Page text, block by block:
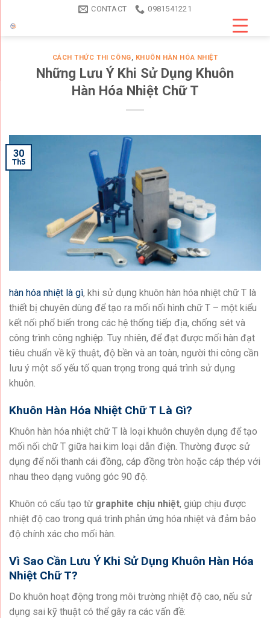
CONTACT 0981541221
CÁCH THỨC THI CÔNG, KHUÔN HÀN HÓA NHIỆT
Những Lưu Ý Khi Sử Dụng Khuôn
Hàn Hóa Nhiệt Chữ T
30
Th5
hàn hóa nhiệt là gì, khi sử dụng khuôn hàn hóa nhiệt chữ T là
thiết bị chuyên dùng để tạo ra mối nối hình chữ T – một kiểu
kết nối phổ biến trong các hệ thống tiếp địa, chống sét và
công trình công nghiệp. Tuy nhiên, để đạt được mối hàn đạt
tiêu chuẩn về kỹ thuật, độ bền và an toàn, người thi công cần
lưu ý một số yếu tố quan trọng trong quá trình sử dụng
khuôn.
Khuôn Hàn Hóa Nhiệt Chữ T Là Gì?
Khuôn hàn hóa nhiệt chữ T là loại khuôn chuyên dụng để tạo
mối nối chữ T giữa hai kim loại dẫn điện. Thường được sử
dụng để nối thanh cái đồng, cáp đồng tròn hoặc cáp thép với
nhau theo dạng vuông góc 90 độ.
Khuôn có cấu tạo từ graphite chịu nhiệt, giúp chịu được
nhiệt độ cao trong quá trình phản ứng hóa nhiệt và đảm bảo
độ chính xác cho mối hàn.
Vì Sao Cần Lưu Ý Khi Sử Dụng Khuôn Hàn Hóa
Nhiệt Chữ T?
Do khuôn hoạt động trong môi trường nhiệt độ cao, nếu sử
dụng sai kỹ thuật có thể gây ra các vấn đề: